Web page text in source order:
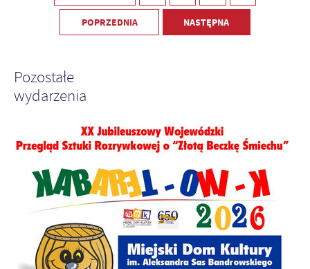
POPRZEDNIA NASTĘPNA
Pozostałe
wydarzenia